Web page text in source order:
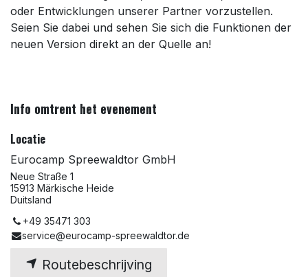
oder Entwicklungen unserer Partner vorzustellen.
Seien Sie dabei und sehen Sie sich die Funktionen der
neuen Version direkt an der Quelle an!
Info omtrent het evenement
Locatie
Eurocamp Spreewaldtor GmbH
Neue Straße 1
15913 Märkische Heide
Duitsland
+49 35471 303
service@eurocamp-spreewaldtor.de
Routebeschrijving